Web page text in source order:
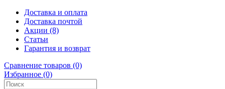
Доставка и оплата
Доставка почтой
Акции (8)
Статьи
Гарантия и возврат
Сравнение товаров (0)
Избранное (0)